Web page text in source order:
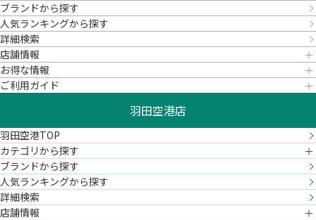
ブランドから探す
人気ランキングから探す
詳細検索
店舗情報
お得な情報
ご利用ガイド
羽田空港店
羽田空港TOP
カテゴリから探す
ブランドから探す
人気ランキングから探す
詳細検索
店舗情報